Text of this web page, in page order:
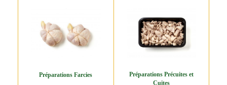
Préparations Farcies
Préparations Précuites et
Cuites